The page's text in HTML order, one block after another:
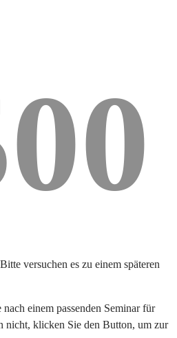
versuchen es zu einem späteren
einem passenden Seminar für
nicht, klicken Sie den Button, um zur